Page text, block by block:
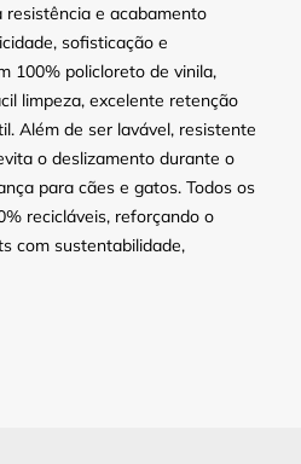
resistência e acabamento
sofisticação e
100% policloreto de vinila,
limpeza, excelente retenção
Além de ser lavável, resistente
o deslizamento durante o
para cães e gatos. Todos os
recicláveis, reforçando o
com sustentabilidade,